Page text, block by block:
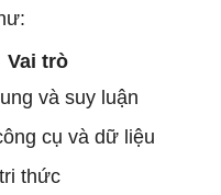
Vai trò
và suy luận
cụ và dữ liệu
thức